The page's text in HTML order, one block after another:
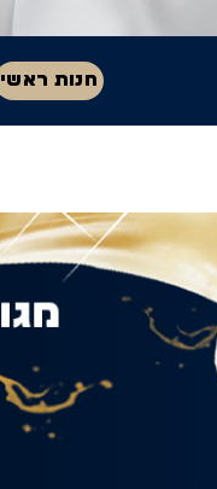
חנות ראשי